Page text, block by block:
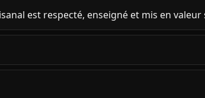
est respecté, enseigné et mis en